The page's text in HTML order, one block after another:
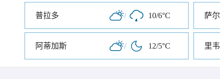
普拉多 / 10/6°C 萨
阿蒂加斯 / 12/5°C 里